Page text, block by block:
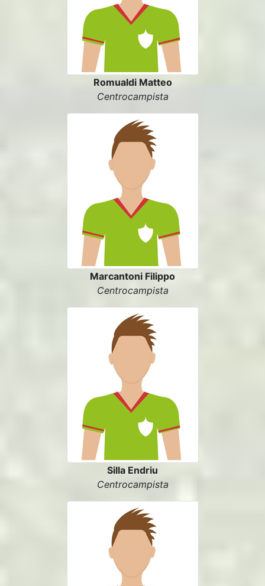
Romualdi Matteo
Centrocampista
Marcantoni Filippo
Centrocampista
Silla Endriu
Centrocampista